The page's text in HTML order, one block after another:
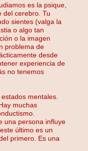
es la psique,
del cerebro. Tu
sientes (valga la
o algo tan
o la imagen
problema de
desde
experiencia de
no tenemos
mentales.
muchas
una persona influye
último es un
primero. Es una